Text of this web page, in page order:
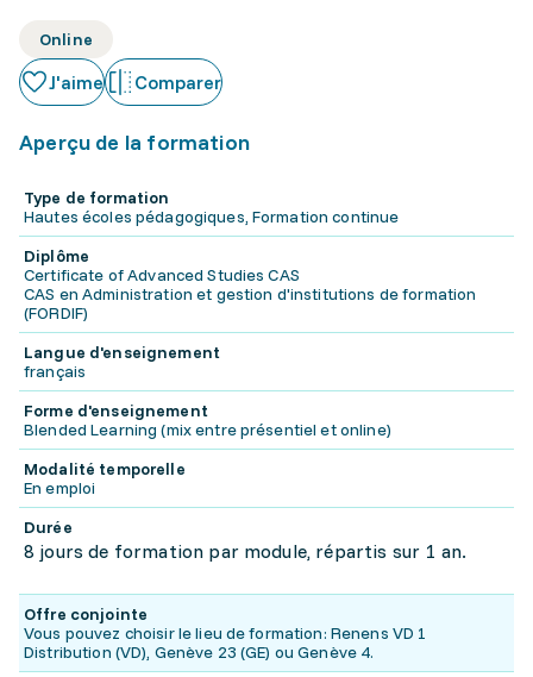
Online
J'aime Comparer
Aperçu de la formation
Type de formation
Hautes écoles pédagogiques, Formation continue
Diplôme
Certificate of Advanced Studies CAS
CAS en Administration et gestion d'institutions de formation
(FORDIF)
Langue d'enseignement
français
Forme d'enseignement
Blended Learning (mix entre présentiel et online)
Modalité temporelle
En emploi
Durée
8 jours de formation par module, répartis sur 1 an.
Offre conjointe
Vous pouvez choisir le lieu de formation: Renens VD 1
Distribution (VD), Genève 23 (GE) ou Genève 4.